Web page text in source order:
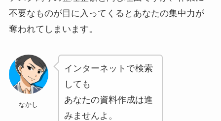
不要なものが目に入ってくるとあなたの集中力が
奪われてしまいます。
なかし
インターネットで検索
しても
あなたの資料作成は進
みませんよ。